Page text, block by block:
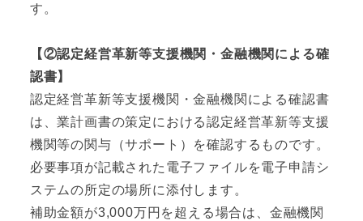
す。
【②認定経営革新等支援機関・金融機関による確
認書】
認定経営革新等支援機関・金融機関による確認書
は、業計画書の策定における認定経営革新等支援
機関等の関与（サポート）を確認するものです。
必要事項が記載された電子ファイルを電子申請シ
ステムの所定の場所に添付します。
補助金額が3,000万円を超える場合は、金融機関